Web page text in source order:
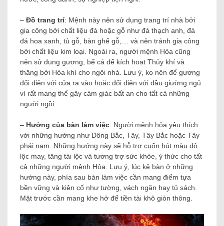
– Đồ trang trí: Mệnh này nên sử dụng trang trí nhà bởi
gia công bởi chất liệu đá hoặc gỗ như đá thạch anh, đá
đá hoa xanh, tủ gỗ, bàn ghế gỗ,… và nên tránh gia công
bởi chất liệu kim loại. Ngoài ra, người mệnh Hỏa cũng
nên sử dụng gương, bể cá để kích hoạt Thủy khí và
thăng bởi Hỏa khí cho ngôi nhà. Lưu ý, ko nên để gương
đối diện với cửa ra vào hoặc đối diện với đầu giường ngủ
vì rất mang thể gây cảm giác bất an cho tất cả những
người ngồi.
– Hướng của bàn làm việc: Người mệnh hỏa yêu thích
với những hướng như Đông Bắc, Tây, Tây Bắc hoặc Tây
phái nam. Những hướng này sẽ hỗ trợ cuốn hút màu đỏ
lộc may, tăng tài lộc và tương trợ sức khỏe, ý thức cho tất
cả những người mệnh Hỏa. Lưu ý, lúc kê bàn ​​ở những
hướng này, phía sau bàn làm việc cần mang điểm tựa
bền vững và kiên cố như tường, vách ngăn hay tủ sách.
Mặt trước cần mang khe hở để tiền tài khô giòn thông.